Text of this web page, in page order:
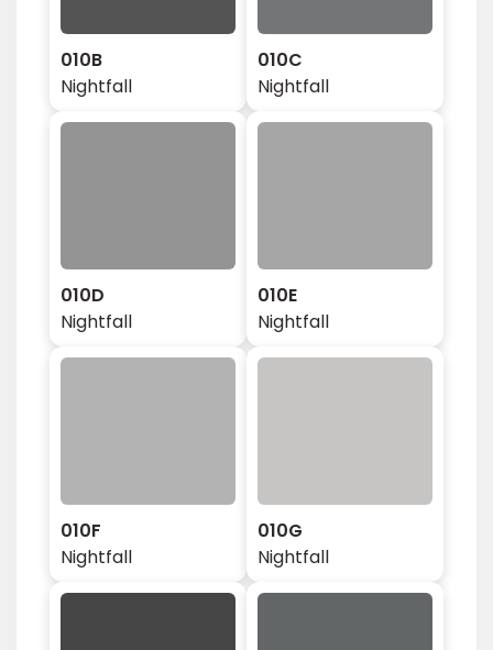
010B
Nightfall
010C
Nightfall
010D
Nightfall
010E
Nightfall
010F
Nightfall
010G
Nightfall